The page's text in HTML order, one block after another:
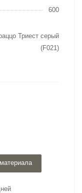
600
Триест серый
(F021)